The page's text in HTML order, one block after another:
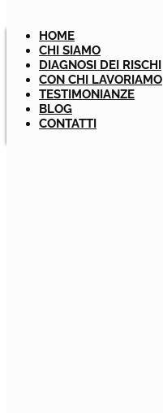
HOME
CHI SIAMO
DIAGNOSI DEI RISCHI
CON CHI LAVORIAMO
TESTIMONIANZE
BLOG
CONTATTI